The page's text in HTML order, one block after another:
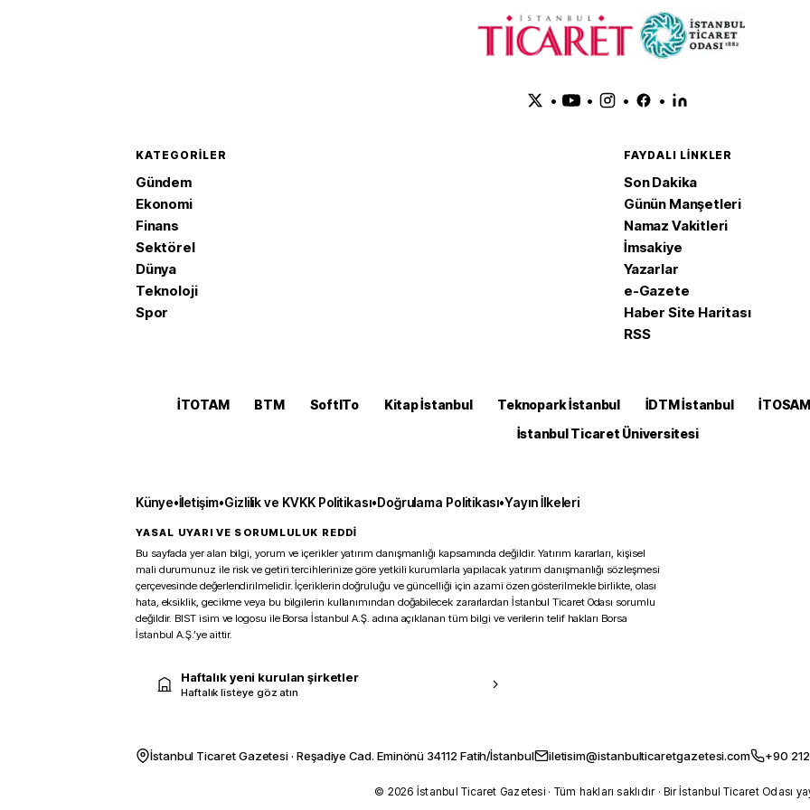
• • • •
KATEGORILER
Gündem
Ekonomi
Finans
Sektörel
Dünya
Teknoloji
Spor
FAYDALI LINKLER
Son Dakika
Günün Manşetleri
Namaz Vakitleri
İmsakiye
Yazarlar
e-Gazete
Haber Site Haritası
RSS
İTOTAM BTM SoftITo Kitap İstanbul Teknopark İstanbul İDTM İstanbul İTOSAM
İstanbul Ticaret Üniversitesi
Künye•İletişim•Gizlilik ve KVKK Politikası•Doğrulama Politikası•Yayın İlkeleri
YASAL UYARI VE SORUMLULUK REDDİ
Bu sayfada yer alan bilgi, yorum ve içerikler yatırım danışmanlığı kapsamında değildir. Yatırım kararları, kişisel
mali durumunuz ile risk ve getiri tercihlerinize göre yetkili kurumlarla yapılacak yatırım danışmanlığı sözleşmesi
çerçevesinde değerlendirilmelidir. İçeriklerin doğruluğu ve güncelliği için azami özen gösterilmekle birlikte, olası
hata, eksiklik, gecikme veya bu bilgilerin kullanımından doğabilecek zararlardan İstanbul Ticaret Odası sorumlu
değildir. BIST isim ve logosu ile Borsa İstanbul A.Ş. adına açıklanan tüm bilgi ve verilerin telif hakları Borsa
İstanbul A.Ş.’ye aittir.
Haftalık yeni kurulan şirketler
Haftalık listeye göz atın
İstanbul Ticaret Gazetesi · Reşadiye Cad. Eminönü 34112 Fatih/İstanbul iletisim@istanbulticaretgazetesi.com +90
© 2026 İstanbul Ticaret Gazetesi · Tüm hakları saklıdır · Bir İstanbul Ticaret Odası